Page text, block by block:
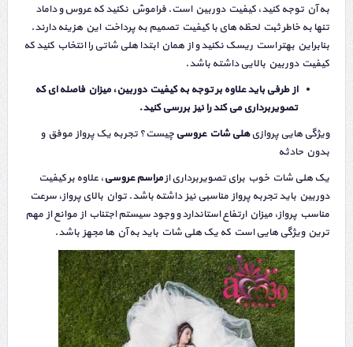
به آن توجه کنید، کیفیت دوربین است. فراموش نکنید که عروس و داماد
تنها به خاطر ثبت لحظه های با کیفیت تصمیم به پرداخت این هزینه دارند.
بنابراین بهتر است ریسک نکنید و از همان ابتدا هلی شاتی را انتخاب کنید که
کیفیت دوربین بالایی داشته باشد.
از طرفی باید علاوه بر توجه به کیفیت دوربین، میزان فاصله ای که
تصویربرداری می کند را نیز بررسی کنید.
ویژگی هایی پروازیهلی شات عروسی چیست؟ تجربه یک پرواز موفق و
بدون حادثه
یک هلی شات خوب برای تصویربرداری ازمراسم عروسی، علاوه بر کیفیت
دوربین باید تجربه پرواز مناسبی نیز داشته باشد. توان بالای پرواز، سرعت
مناسب پرواز، میزان ارتفاع استاندارد و وجود سیستم اجتناب از موانع از مهم
ترین ویژگی هایی است که یک هلی شات باید به آن ها مجهز باشد.